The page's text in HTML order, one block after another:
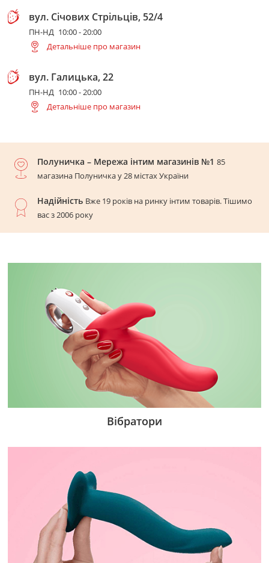
вул. Січових Стрільців, 52/4
ПН-НД 10:00 - 20:00
Детальніше про магазин
вул. Галицька, 22
ПН-НД 10:00 - 20:00
Детальніше про магазин
Полуничка – Мережа інтим магазинів №1 85
магазина Полуничка у 28 містах України
Надійність Вже 19 років на ринку інтим товарів. Тішимо
вас з 2006 року
Вібратори